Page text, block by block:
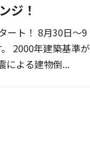
ジ！
ート！ 8月30日～9
2000年建築基準が
による建物倒...